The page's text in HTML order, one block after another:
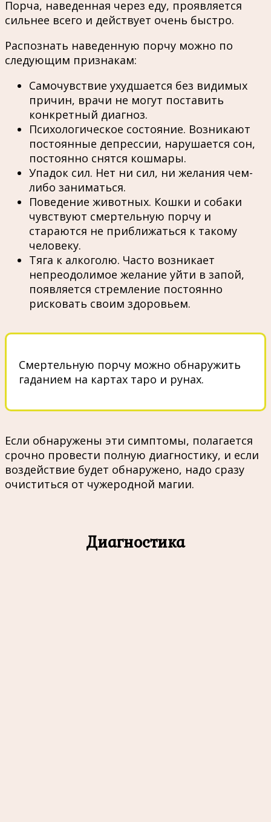
Порча, наведенная через еду, проявляется
сильнее всего и действует очень быстро.
Распознать наведенную порчу можно по
следующим признакам:
Самочувствие ухудшается без видимых
причин, врачи не могут поставить
конкретный диагноз.
Психологическое состояние. Возникают
постоянные депрессии, нарушается сон,
постоянно снятся кошмары.
Упадок сил. Нет ни сил, ни желания чем-
либо заниматься.
Поведение животных. Кошки и собаки
чувствуют смертельную порчу и
стараются не приближаться к такому
человеку.
Тяга к алкоголю. Часто возникает
непреодолимое желание уйти в запой,
появляется стремление постоянно
рисковать своим здоровьем.
Смертельную порчу можно обнаружить
гаданием на картах таро и рунах.
Если обнаружены эти симптомы, полагается
срочно провести полную диагностику, и если
воздействие будет обнаружено, надо сразу
очиститься от чужеродной магии.
Диагностика